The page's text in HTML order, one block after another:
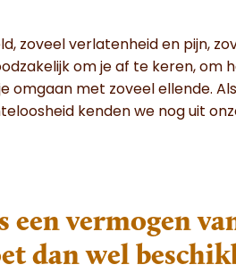
zoveel verlatenheid en pijn,
om je af te keren, om
omgaan met zoveel ellende.
kenden we nog uit
een vermogen
dan wel